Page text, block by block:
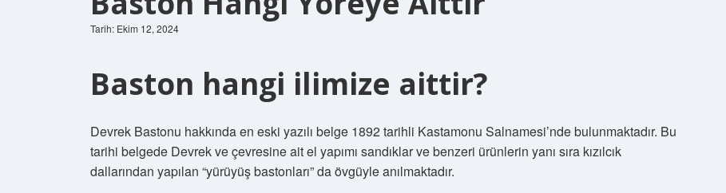
Tarih: Ekim 12, 2024
Baston hangi ilimize aittir?
Devrek Bastonu hakkında en eski yazılı belge 1892 tarihli Kastamonu Salnamesi’nde bulunmaktadır. Bu
tarihi belgede Devrek ve çevresine ait el yapımı sandıklar ve benzeri ürünlerin yanı sıra kızılcık
dallarından yapılan “yürüyüş bastonları” da övgüyle anılmaktadır.